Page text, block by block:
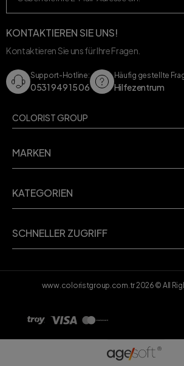
KONTAKTIEREN SIE UNS!
Kontaktieren Sie uns für Ihre Fragen.
Support-Hotline:
0531 949 15 06
Häufig gestellte
Hilfezentrum
COLORIST GROUP
MARKEN
KATEGORIEN
SCHNELLER ZUGRIFF
www.coloristgroup.com.tr2026 © All